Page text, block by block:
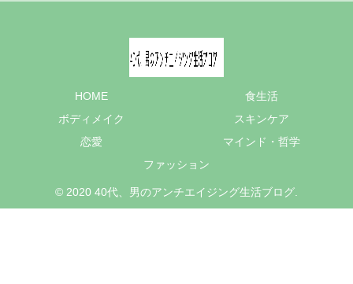
HOME
食生活
ボディメイク
スキンケア
恋愛
マインド・哲学
ファッション
© 2020 40代、男のアンチエイジング生活ブログ.